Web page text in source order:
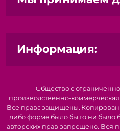
Информация:
Общество с
производственно-коммерческая
Все права защищены.
либо форме было бы то ни было
авторских прав запрещено. Вся